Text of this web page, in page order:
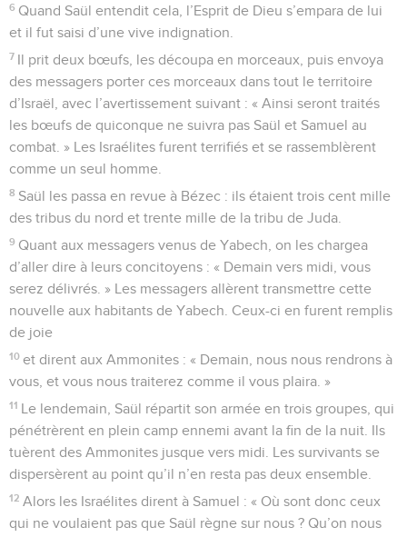
6 Quand Saül entendit cela, l’Esprit de Dieu s’empara de lui
et il fut saisi d’une vive indignation.
7 Il prit deux bœufs, les découpa en morceaux, puis envoya
des messagers porter ces morceaux dans tout le territoire
d’Israël, avec l’avertissement suivant : « Ainsi seront traités
les bœufs de quiconque ne suivra pas Saül et Samuel au
combat. » Les Israélites furent terrifiés et se rassemblèrent
comme un seul homme.
8 Saül les passa en revue à Bézec : ils étaient trois cent mille
des tribus du nord et trente mille de la tribu de Juda.
9 Quant aux messagers venus de Yabech, on les chargea
d’aller dire à leurs concitoyens : « Demain vers midi, vous
serez délivrés. » Les messagers allèrent transmettre cette
nouvelle aux habitants de Yabech. Ceux-ci en furent remplis
de joie
10 et dirent aux Ammonites : « Demain, nous nous rendrons à
vous, et vous nous traiterez comme il vous plaira. »
11 Le lendemain, Saül répartit son armée en trois groupes, qui
pénétrèrent en plein camp ennemi avant la fin de la nuit. Ils
tuèrent des Ammonites jusque vers midi. Les survivants se
dispersèrent au point qu’il n’en resta pas deux ensemble.
12 Alors les Israélites dirent à Samuel : « Où sont donc ceux
qui ne voulaient pas que Saül règne sur nous ? Qu’on nous